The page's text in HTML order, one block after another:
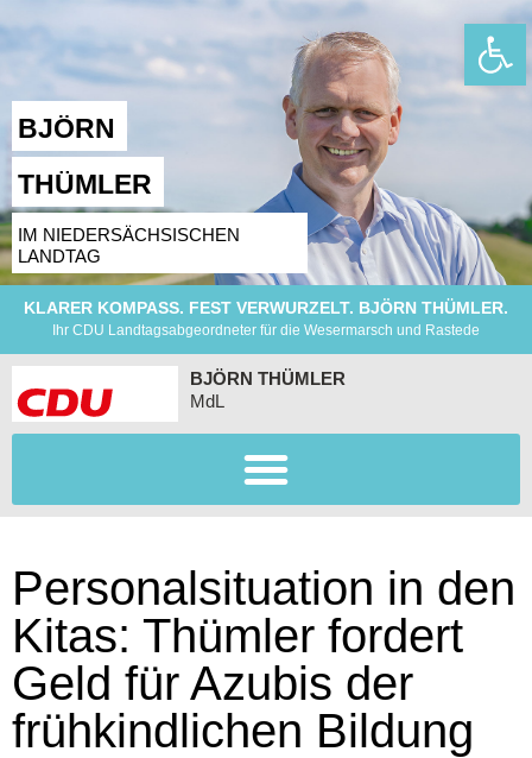
BJÖRN
THÜMLER
IM NIEDERSÄCHSISCHEN
LANDTAG
KLARER KOMPASS. FEST VERWURZELT. BJÖRN THÜMLER.
Ihr CDU Landtagsabgeordneter für die Wesermarsch und Rastede
BJÖRN THÜMLER
MdL
Personalsituation in den
Kitas: Thümler fordert
Geld für Azubis der
frühkindlichen Bildung